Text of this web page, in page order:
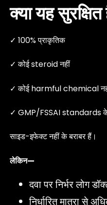
क्या यह
✓ 100% प्राकृतिक
✓ कोई steroid नहीं
✓ कोई harmful chemical
✓ GMP/FSSAI standards के
साइड-इफेक्ट नहीं के बराबर हैं।
लेकिन—
दवा पर निर्भर लोग
निर्धारित मात्रा से